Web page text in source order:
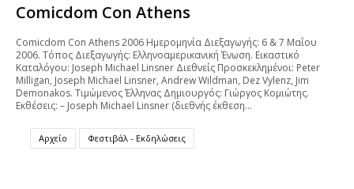
Comicdom Con Athens
Comicdom Con Athens 2006 Ημερομηνία Διεξαγωγής: 6 & 7 Mαΐου
2006. Τόπος Διεξαγωγής: Ελληνοαμερικανική Ένωση. Εικαστικό
Καταλόγου: Joseph Michael Linsner Διεθνείς Προσκεκλημένοι: Peter
Milligan, Joseph Michael Linsner, Andrew Wildman, Dez Vylenz, Jim
Demonakos. Τιμώμενος Έλληνας Δημιουργός: Γιώργος Κομιώτης.
Εκθέσεις: – Joseph Michael Linsner (διεθνής έκθεση…
Αρχείο Φεστιβάλ - Εκδηλώσεις